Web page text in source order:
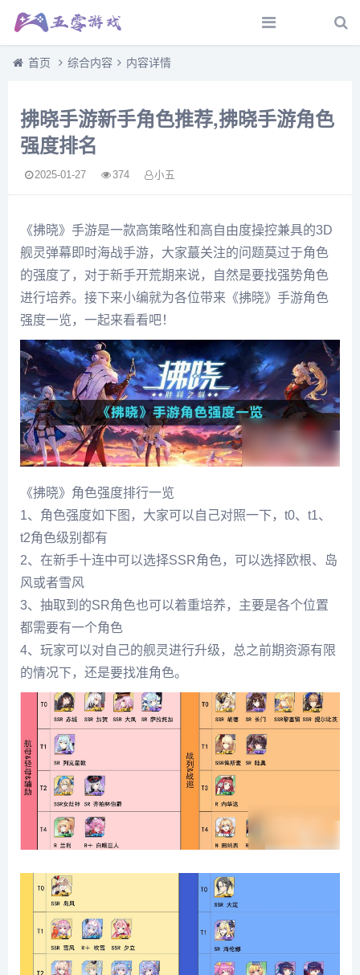
首页 综合内容 内容详情
拂晓手游新手角色推荐,拂晓手游角色
强度排名
2025-01-27 374 小五
《拂晓》手游是一款高策略性和高自由度操控兼具的3D
舰灵弹幕即时海战手游，大家蕞关注的问题莫过于角色
的强度了，对于新手开荒期来说，自然是要找强势角色
进行培养。接下来小编就为各位带来《拂晓》手游角色
强度一览，一起来看看吧！
《拂晓》角色强度排行一览
1、角色强度如下图，大家可以自己对照一下，t0、t1、
t2角色级别都有
2、在新手十连中可以选择SSR角色，可以选择欧根、岛
风或者雪风
3、抽取到的SR角色也可以着重培养，主要是各个位置
都需要有一个角色
4、玩家可以对自己的舰灵进行升级，总之前期资源有限
的情况下，还是要找准角色。